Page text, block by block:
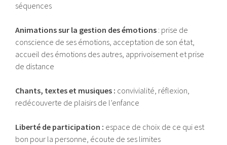
séquences
Animations sur la gestion des émotions : prise de
conscience de ses émotions, acceptation de son état,
accueil des émotions des autres, apprivoisement et prise
de distance
Chants, textes et musiques : convivialité, réflexion,
redécouverte de plaisirs de l’enfance
Liberté de participation : espace de choix de ce qui est
bon pour la personne, écoute de ses limites